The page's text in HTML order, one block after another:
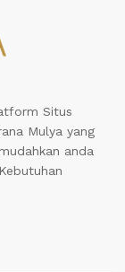
Situs
Mulya yang
anda